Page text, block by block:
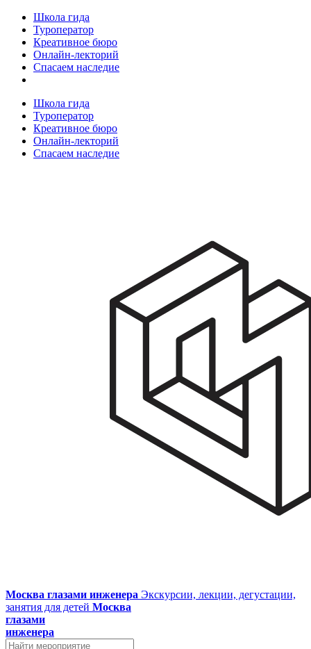
Школа гида
Туроператор
Креативное бюро
Онлайн-лекторий
Спасаем наследие
Школа гида
Туроператор
Креативное бюро
Онлайн-лекторий
Спасаем наследие
Москва глазами инженера Экскурсии, лекции, дегустации,
занятия для детей Москва
глазами
инженера